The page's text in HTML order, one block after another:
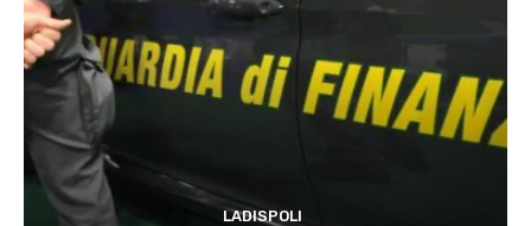
LADISPOLI